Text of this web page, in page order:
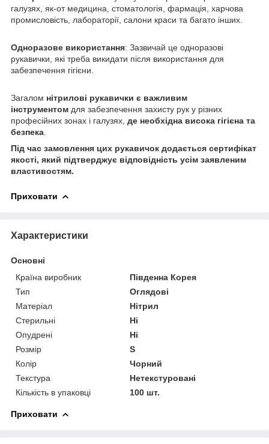
галузях, як-от медицина, стоматологія, фармація, харчова
промисловість, лабораторії, салони краси та багато інших.
Одноразове використання: Зазвичай це одноразові
рукавички, які треба викидати після використання для
забезпечення гігієни.
Загалом нітрилові рукавички є важливим
інструментом для забезпечення захисту рук у різних
професійних зонах і галузях, де необхідна висока гігієна та
безпека
Під час замовлення цих рукавичок додається сертифікат
якості, який підтверджує відповідність усім заявленим
властивостям.
Приховати
Характеристики
Основні
Країна виробник
Південна Корея
Тип
Оглядові
Матеріал
Нітрил
Стерильні
Ні
Опудрені
Ні
Розмір
S
Колір
Чорний
Текстура
Нетекстуровані
Кількість в упаковці
100 шт.
Приховати